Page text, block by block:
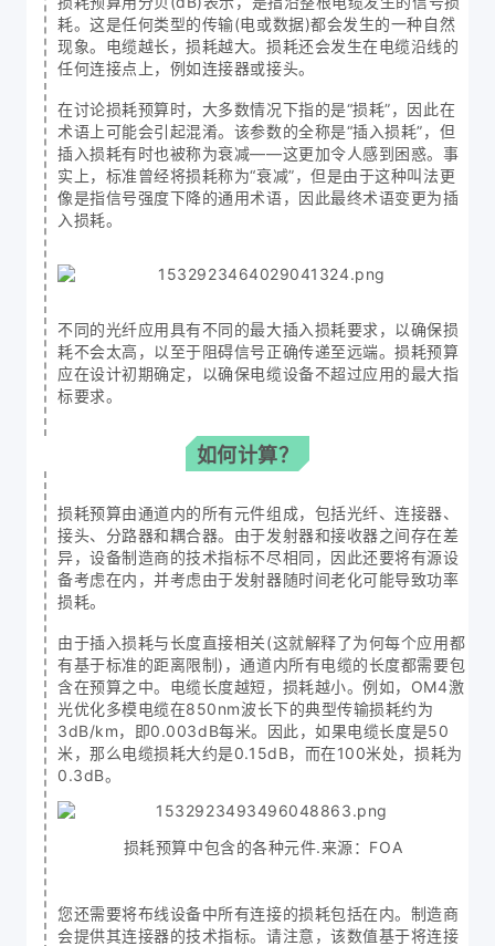
耗。这是任何类型的传输(电或数据)都会发生的一种自然
现象。电缆越长，损耗越大。损耗还会发生在电缆沿线的
任何连接点上，例如连接器或接头。
在讨论损耗预算时，大多数情况下指的是“损耗”，因此在
术语上可能会引起混淆。该参数的全称是“插入损耗”，但
插入损耗有时也被称为衰减——这更加令人感到困惑。事
实上，标准曾经将损耗称为“衰减”，但是由于这种叫法更
像是指信号强度下降的通用术语，因此最终术语变更为插
入损耗。
不同的光纤应用具有不同的最大插入损耗要求，以确保损
耗不会太高，以至于阻碍信号正确传递至远端。损耗预算
应在设计初期确定，以确保电缆设备不超过应用的最大指
标要求。
如何计算？
损耗预算由通道内的所有元件组成，包括光纤、连接器、
接头、分路器和耦合器。由于发射器和接收器之间存在差
异，设备制造商的技术指标不尽相同，因此还要将有源设
备考虑在内，并考虑由于发射器随时间老化可能导致功率
损耗。
由于插入损耗与长度直接相关(这就解释了为何每个应用都
有基于标准的距离限制)，通道内所有电缆的长度都需要包
含在预算之中。电缆长度越短，损耗越小。例如，OM4激
光优化多模电缆在850nm波长下的典型传输损耗约为
3dB/km，即0.003dB每米。因此，如果电缆长度是50
米，那么电缆损耗大约是0.15dB，而在100米处，损耗为
0.3dB。
损耗预算中包含的各种元件.来源：FOA
您还需要将布线设备中所有连接的损耗包括在内。制造商
会提供其连接器的技术指标。请注意，该数值基于将连接